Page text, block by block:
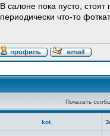
В салоне пока пусто,
периодически что-то
Показать
kot_